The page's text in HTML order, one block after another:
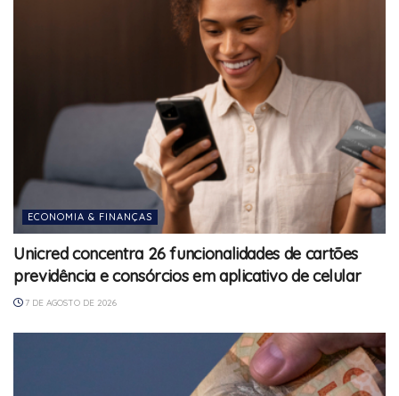
ECONOMIA & FINANÇAS
Unicred concentra 26 funcionalidades de cartões
previdência e consórcios em aplicativo de celular
7 DE AGOSTO DE 2026